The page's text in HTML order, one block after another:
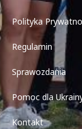
Polityka
Regulamin
Sprawozdania
Pomoc dla
Kontakt